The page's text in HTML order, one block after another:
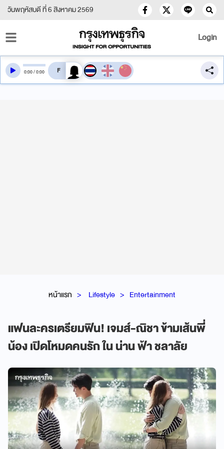
วันพฤหัสบดี ที่ 6 สิงหาคม 2569
Login
หน้าแรก Lifestyle Entertainment
แฟนละครเตรียมฟิน! เจมส์-ณิชา ข้ามเส้นพี่
น้อง เปิดโหมดคนรัก ใน น่าน ฟ้า ชลาลัย
0:00/0:00 สลับเสียงอ่าน